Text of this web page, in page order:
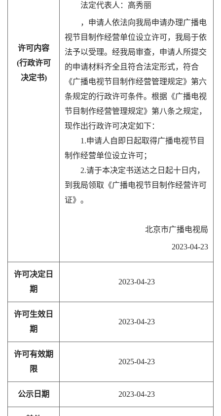
许可内容
(行政许可
决定书)
法定代表人：高秀丽
，申请人依法向我局申请办理广播电
视节目制作经营单位设立许可，我局于依
法予以受理。经我局审查，申请人所提交
的申请材料齐全且符合法定形式，符合
《广播电视节目制作经营管理规定》第六
条规定的行政许可条件。根据《广播电视
节目制作经营管理规定》第八条之规定，
现作出行政许可决定如下：
1.申请人自即日起取得广播电视节目
制作经营单位设立许可；
2.请于本决定书送达之日起十日内，
到我局领取《广播电视节目制作经营许可
证》。
北京市广播电视局
2023-04-23
许可决定日
期
2023-04-23
许可生效日
期
2023-04-23
许可有效期
限
2025-04-23
公示日期 2023-04-23